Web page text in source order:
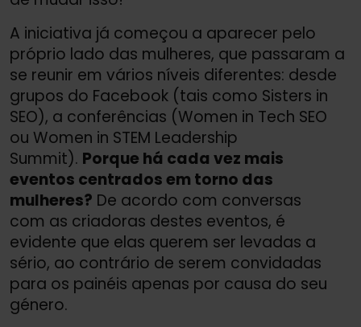
A iniciativa já começou a aparecer pelo
próprio lado das mulheres, que passaram a
se reunir em vários níveis diferentes: desde
grupos do Facebook (tais como Sisters in
SEO), a conferências (Women in Tech SEO
ou Women in STEM Leadership
Summit). Porque há cada vez mais
eventos centrados em torno das
mulheres? De acordo com conversas
com as criadoras destes eventos, é
evidente que elas querem ser levadas a
sério, ao contrário de serem convidadas
para os painéis apenas por causa do seu
género.